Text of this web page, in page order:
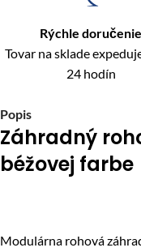
Rýchle doručenie
Tovar na sklade
24 hodín
Popis
Záhradný
béžovej farbe
Modulárna rohová